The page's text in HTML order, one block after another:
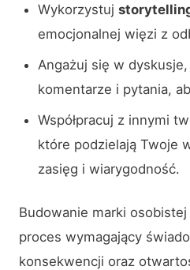
Wykorzystuj
emocjonalnej więzi z
Angażuj się w
komentarze i pytania,
Współpracuj z innymi
które podzielają Twoje
zasięg i wiarygodność.
Budowanie marki
proces wymagający
konsekwencji oraz